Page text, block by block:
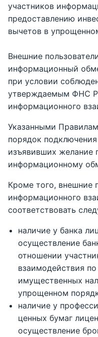
участников
предоставлению
вычетов в
Внешние
информационный
при условии
утверждаемым ФНС
информационного
Указанными
порядок
изъявивших желание
информационному
Кроме того, внешние
информационного
соответствовать
наличие у банка
осуществление
отношении
взаимодействия
имущественных
упрощенном
наличие у
ценных бумаг
осуществление